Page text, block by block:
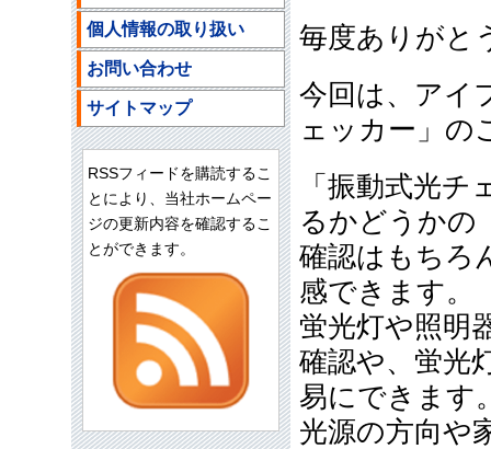
毎度ありがと
今回は、アイ
ェッカー」の
「振動式光
るかどうかの
確認はもちろ
感できます。
蛍光灯や照明
確認や、蛍光
易にできます
光源の方向や
個人情報の取り扱い
お問い合わせ
サイトマップ
RSSフィードを購読するこ
とにより、当社ホームペー
ジの更新内容を確認するこ
とができます。